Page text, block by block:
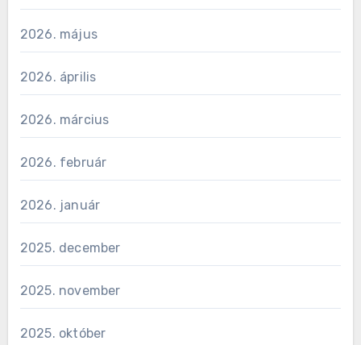
2026. május
2026. április
2026. március
2026. február
2026. január
2025. december
2025. november
2025. október